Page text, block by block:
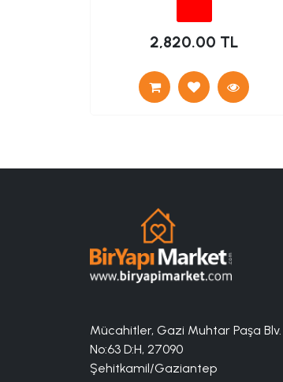
2,820.00 TL
Mücahitler, Gazi Muhtar Paşa Blv.
No:63 D:H, 27090
Şehitkamil/Gaziantep